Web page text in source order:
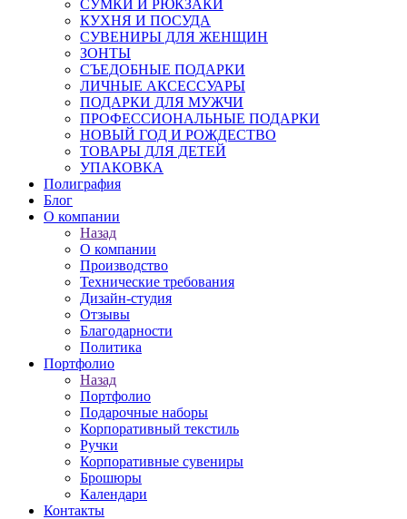
СУМКИ И РЮКЗАКИ
КУХНЯ И ПОСУДА
СУВЕНИРЫ ДЛЯ ЖЕНЩИН
ЗОНТЫ
СЪЕДОБНЫЕ ПОДАРКИ
ЛИЧНЫЕ АКСЕССУАРЫ
ПОДАРКИ ДЛЯ МУЖЧИ
ПРОФЕССИОНАЛЬНЫЕ ПОДАРКИ
НОВЫЙ ГОД И РОЖДЕСТВО
ТОВАРЫ ДЛЯ ДЕТЕЙ
УПАКОВКА
Полиграфия
Блог
О компании
Назад
О компании
Производство
Технические требования
Дизайн-студия
Отзывы
Благодарности
Политика
Портфолио
Назад
Портфолио
Подарочные наборы
Корпоративный текстиль
Ручки
Корпоративные сувениры
Брошюры
Календари
Контакты